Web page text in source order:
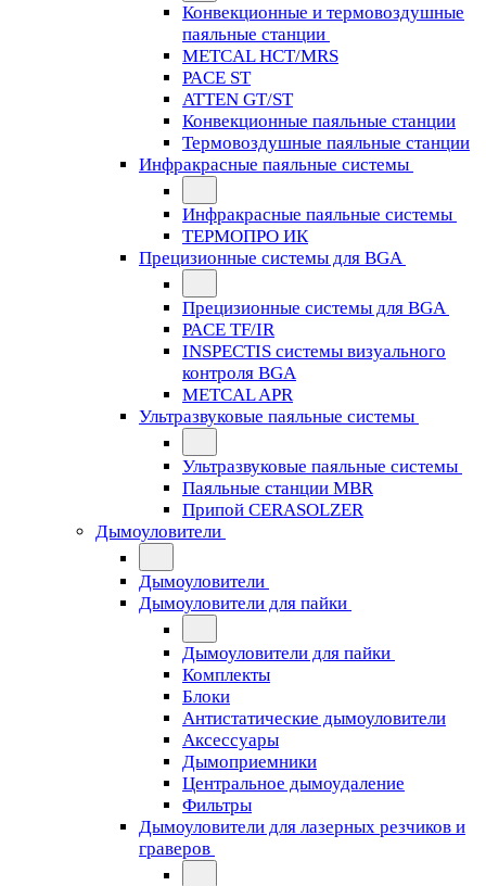
Конвекционные и термовоздушные
паяльные станции
METCAL HCT/MRS
PACE ST
ATTEN GT/ST
Конвекционные паяльные станции
Термовоздушные паяльные станции
Инфракрасные паяльные системы
Инфракрасные паяльные системы
ТЕРМОПРО ИК
Прецизионные системы для BGA
Прецизионные системы для BGA
PACE TF/IR
INSPECTIS системы визуального
контроля BGA
METCAL APR
Ультразвуковые паяльные системы
Ультразвуковые паяльные системы
Паяльные станции MBR
Припой CERASOLZER
Дымоуловители
Дымоуловители
Дымоуловители для пайки
Дымоуловители для пайки
Комплекты
Блоки
Антистатические дымоуловители
Аксессуары
Дымоприемники
Центральное дымоудаление
Фильтры
Дымоуловители для лазерных резчиков и
граверов